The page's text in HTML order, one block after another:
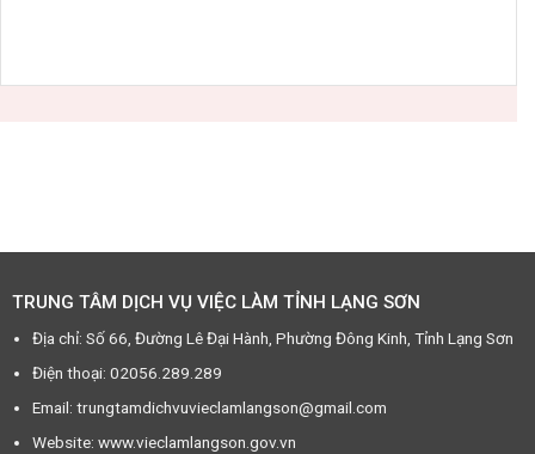
TRUNG TÂM DỊCH VỤ VIỆC LÀM TỈNH LẠNG SƠN
Địa chỉ: Số 66, Đường Lê Đại Hành, Phường Đông Kinh, Tỉnh Lạng Sơn
Điện thoại: 02056.289.289
Email: trungtamdichvuvieclamlangson@gmail.com
Website: www.vieclamlangson.gov.vn